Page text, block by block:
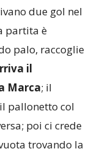
resta
due gol nel
è
palo, raccoglie
il
pallonetto col
poi ci crede
trovando la